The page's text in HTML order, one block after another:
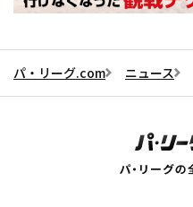
パ・リーグ.com ニュース